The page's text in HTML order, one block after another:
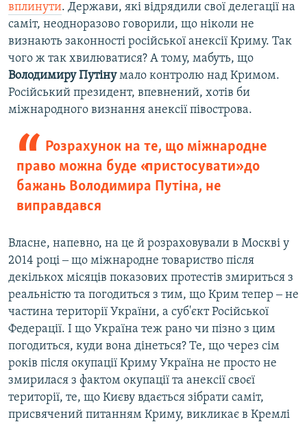
вплинути. Держави, які відрядили свої делегації на
саміт, неодноразово говорили, що ніколи не
визнають законності російської анексії Криму. Так
чого ж так хвилюватися? А тому, мабуть, що
Володимиру Путінумало контролю над Кримом.
Російський президент, впевнений, хотів би
міжнародного визнання анексії півострова.
Розрахунок на те, що міжнародне
право можна буде «пристосувати» до
бажань Володимира Путіна, не
виправдався
Власне, напевно, на це й розраховували в Москві у
2014 році ‒ що міжнародне товариство після
декількох місяців показових протестів змириться з
реальністю та погодиться з тим, що Крим тепер ‒ не
частина території України, а суб'єкт Російської
Федерації. І що Україна теж рано чи пізно з цим
погодиться, куди вона дінеться? Те, що через сім
років після окупації Криму Україна не просто не
змирилася з фактом окупації та анексії своєї
території, те, що Києву вдається зібрати саміт,
присвячений питанням Криму, викликає в Кремлі